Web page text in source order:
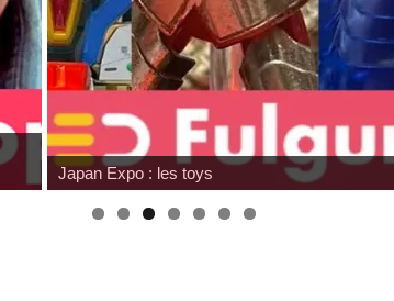
Japan Expo : les toys